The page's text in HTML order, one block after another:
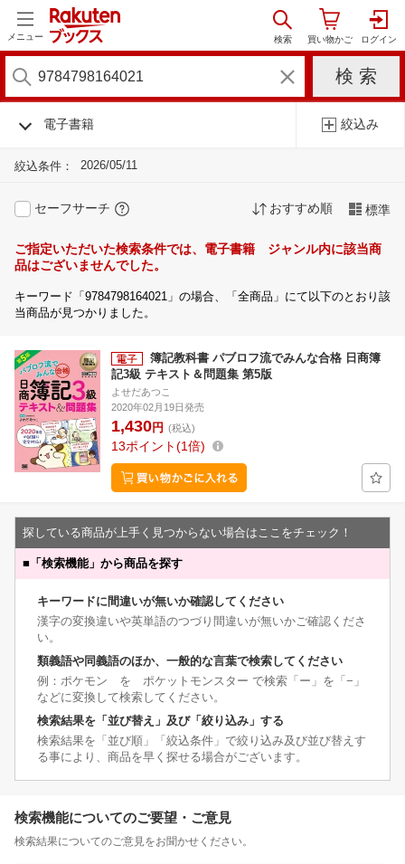
メニュー
電子書籍 絞込み
絞込条件： 2026/05/11
セーフサーチ おすすめ順 標準
ご指定いただいた検索条件では、電子書籍 ジャンル内に該当商
品はございませんでした。
キーワード「9784798164021」の場合、「全商品」にて以下のとおり該
当商品が見つかりました。
簿記教科書 パブロフ流でみんな合格 日商簿
記3級 テキスト＆問題集 第5版
よせだあつこ
2020年02月19日発売
1,430円 (税込)
13ポイント 1倍
探している商品が上手く見つからない場合はここをチェック！
■ 「検索機能」から商品を探す
キーワードに間違いが無いか確認してください
漢字の変換違いや英単語のつづり間違いが無いかご確認くださ
い。
類義語や同義語のほか、一般的な言葉で検索してください
例：ポケモン を ポケットモンスター で検索「ー」を「−」
などに変換して検索してください。
検索結果を「並び替え」及び「絞り込み」する
検索結果を「並び順」「絞込条件」で絞り込み及び並び替えす
る事により、商品を早く探せる場合がございます。
検索機能についてのご要望・ご意見
検索結果についてのご意見をお聞かせください。